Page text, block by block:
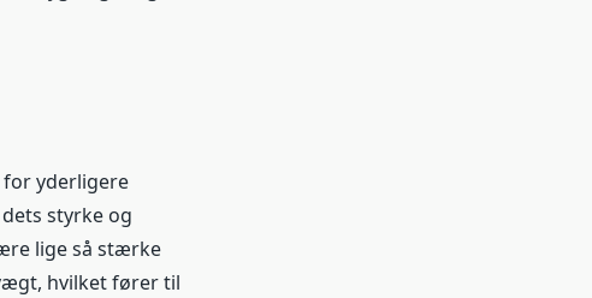
yderligere
styrke og
lige så stærke
hvilket fører til